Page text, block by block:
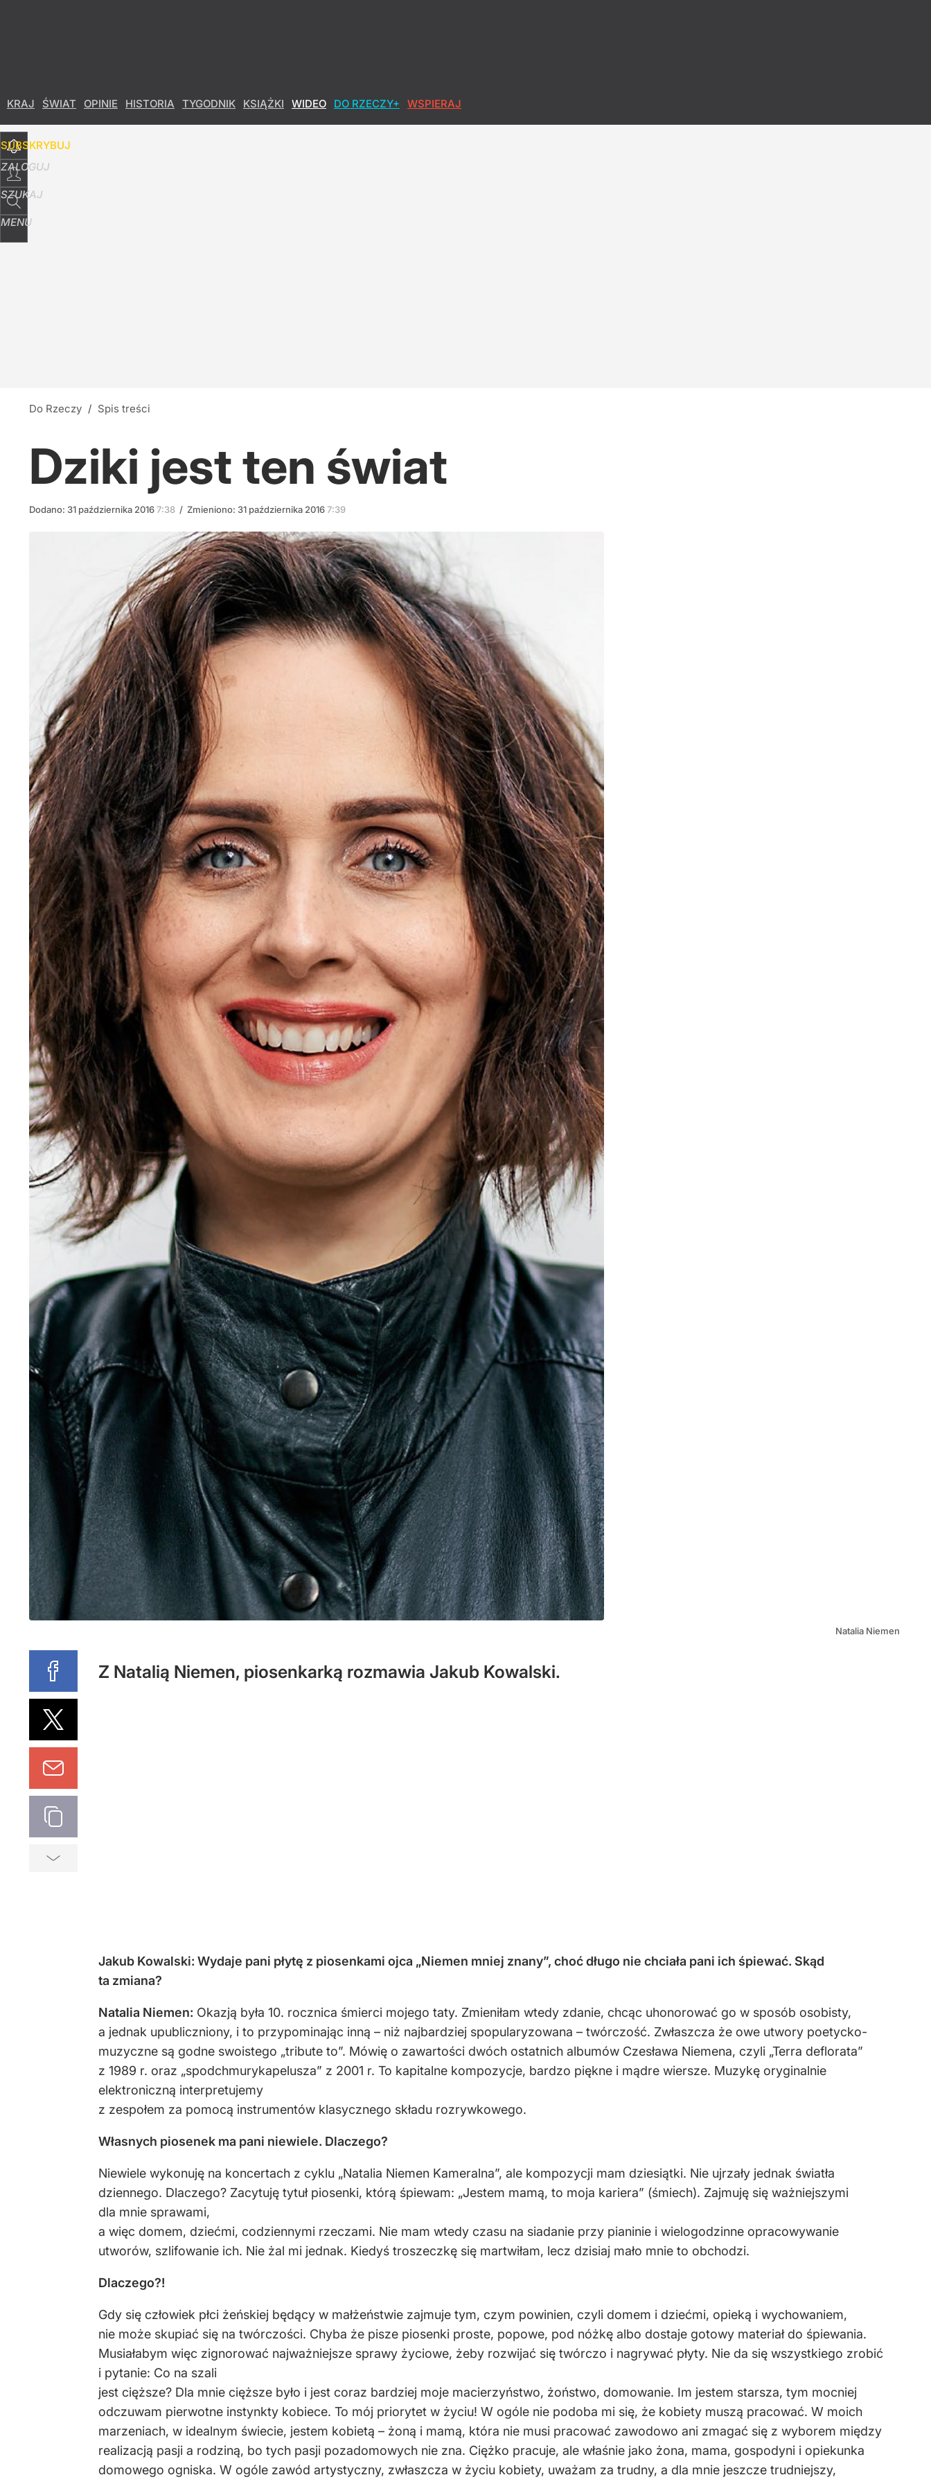
KRAJ ŚWIAT OPINIE HISTORIA TYGODNIK KSIĄŻKI WIDEO DO RZECZY+ WSPIERAJ
SUBSKRYBUJ
ZALOGUJ
SZUKAJ
MENU
Do Rzeczy / Spis treści
Dziki jest ten świat
Dodano: 31 października 20167:38 / Zmieniono: 31 października 20167:39
Natalia Niemen
Z Natalią Niemen, piosenkarką rozmawia Jakub Kowalski.
Jakub Kowalski: Wydaje pani płytę z piosenkami ojca „Niemen mniej znany”, choć długo nie chciała pani ich śpiewać. Skąd
ta zmiana?
Natalia Niemen: Okazją była 10. rocznica śmierci mojego taty. Zmieniłam wtedy zdanie, chcąc uhonorować go w sposób osobisty,
a jednak upubliczniony, i to przypominając inną – niż najbardziej spopularyzowana – twórczość. Zwłaszcza że owe utwory poetycko-
muzyczne są godne swoistego „tribute to”. Mówię o zawartości dwóch ostatnich albumów Czesława Niemena, czyli „Terra deflorata”
z 1989 r. oraz „spodchmurykapelusza” z 2001 r. To kapitalne kompozycje, bardzo piękne i mądre wiersze. Muzykę oryginalnie
elektroniczną interpretujemy
z zespołem za pomocą instrumentów klasycznego składu rozrywkowego.
Własnych piosenek ma pani niewiele. Dlaczego?
Niewiele wykonuję na koncertach z cyklu „Natalia Niemen Kameralna”, ale kompozycji mam dziesiątki. Nie ujrzały jednak światła
dziennego. Dlaczego? Zacytuję tytuł piosenki, którą śpiewam: „Jestem mamą, to moja kariera” (śmiech). Zajmuję się ważniejszymi
dla mnie sprawami,
a więc domem, dziećmi, codziennymi rzeczami. Nie mam wtedy czasu na siadanie przy pianinie i wielogodzinne opracowywanie
utworów, szlifowanie ich. Nie żal mi jednak. Kiedyś troszeczkę się martwiłam, lecz dzisiaj mało mnie to obchodzi.
Dlaczego?!
Gdy się człowiek płci żeńskiej będący w małżeństwie zajmuje tym, czym powinien, czyli domem i dziećmi, opieką i wychowaniem,
nie może skupiać się na twórczości. Chyba że pisze piosenki proste, popowe, pod nóżkę albo dostaje gotowy materiał do śpiewania.
Musiałabym więc zignorować najważniejsze sprawy życiowe, żeby rozwijać się twórczo i nagrywać płyty. Nie da się wszystkiego zrobić
i pytanie: Co na szali
jest cięższe? Dla mnie cięższe było i jest coraz bardziej moje macierzyństwo, żoństwo, domowanie. Im jestem starsza, tym mocniej
odczuwam pierwotne instynkty kobiece. To mój priorytet w życiu! W ogóle nie podoba mi się, że kobiety muszą pracować. W moich
marzeniach, w idealnym świecie, jestem kobietą – żoną i mamą, która nie musi pracować zawodowo ani zmagać się z wyborem między
realizacją pasji a rodziną, bo tych pasji pozadomowych nie zna. Ciężko pracuje, ale właśnie jako żona, mama, gospodyni i opiekunka
domowego ogniska. W ogóle zawód artystyczny, zwłaszcza w życiu kobiety, uważam za trudny, a dla mnie jeszcze trudniejszy,